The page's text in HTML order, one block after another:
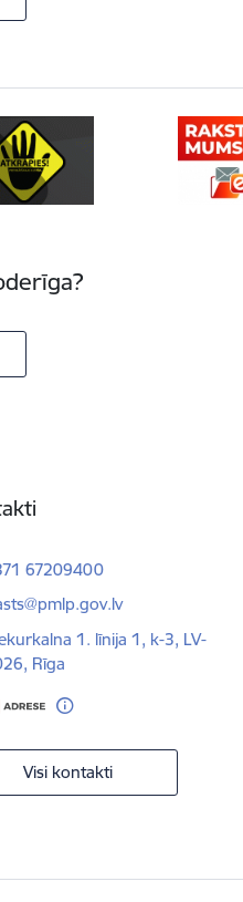
67209400
1. līnija 1, k-3, LV-
Rīga
Visi kontakti